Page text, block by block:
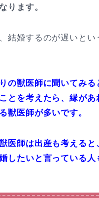
ります。
結婚するのが遅いとい
の獣医師に聞いてみ
とを考えたら、縁があ
獣医師が多いです。
医師は出産も考えると
したいと言っている人